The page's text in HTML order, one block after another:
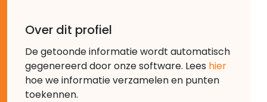
Over dit profiel
De getoonde informatie wordt automatisch
gegenereerd door onze software. Lees hier
hoe we informatie verzamelen en punten
toekennen.